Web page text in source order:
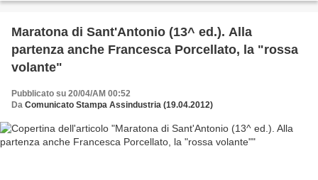
Maratona di Sant'Antonio (13^ ed.). Alla
partenza anche Francesca Porcellato, la "rossa
volante"
Pubblicato su 20/04/AM 00:52
Da Comunicato Stampa Assindustria (19.04.2012)